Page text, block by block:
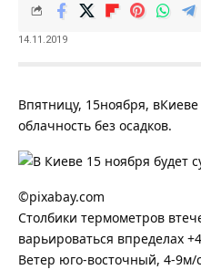
14.11.2019
Впятницу, 15ноября,
облачность без осадков.
©pixabay.com
Столбики термометров
варьироваться впределах
Ветер юго-восточный, 4-9м/